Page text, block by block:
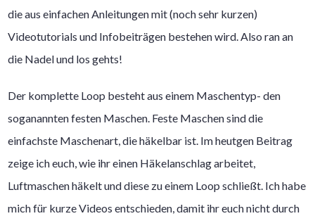
die aus einfachen Anleitungen mit (noch sehr kurzen)
Videotutorials und Infobeiträgen bestehen wird. Also ran an
die Nadel und los gehts!
Der komplette Loop besteht aus einem Maschentyp- den
soganannten festen Maschen. Feste Maschen sind die
einfachste Maschenart, die häkelbar ist. Im heutgen Beitrag
zeige ich euch, wie ihr einen Häkelanschlag arbeitet,
Luftmaschen häkelt und diese zu einem Loop schließt. Ich habe
mich für kurze Videos entschieden, damit ihr euch nicht durch